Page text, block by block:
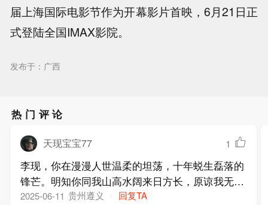
届上海国际电影节作为开幕影片首映，6月21日正
式登陆全国IMAX影院。
发布于：广西
热门评论
天现宝宝77 1
李现，你在漫漫人世温柔的坦荡，十年蜕生磊落的
锋芒。明知你同我山高水阔来日方长，原谅我无法
自己，就贪你此刻风光
2025-06-11 贵州遵义 回复TA